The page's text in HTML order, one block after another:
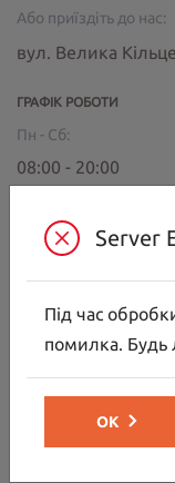
Або приїздіть до нас:
вул. Велика
ГРАФІК РОБОТИ
Пн - Сб:
08:00 - 20:00
Нд:
09:00-18:00
Автомобілі
C5 Aircross
Server
Під час
помилка. Будь
ОК